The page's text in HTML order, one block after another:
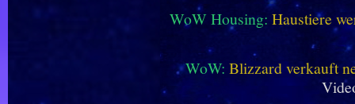
WoW Housing: Haustiere
WoW: Blizzard verkauft